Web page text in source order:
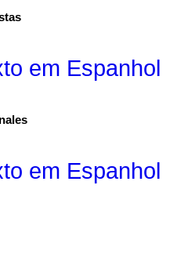
em Espanhol
em Espanhol